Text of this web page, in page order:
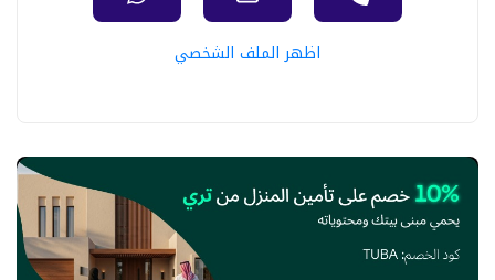
اظهر الملف الشخصي